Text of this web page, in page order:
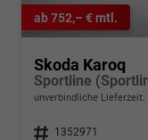
ab 752,– € mtl.
Skoda Karoq
unverbindliche Lieferzeit:
Fahrzeugnr. 1352971